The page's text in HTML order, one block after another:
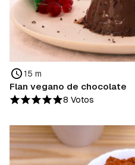
15 m
Flan vegano de chocolate
8 Votos